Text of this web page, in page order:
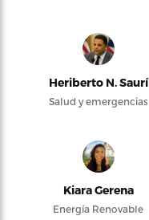
Heriberto N. Saurí
Salud y emergencias
Kiara Gerena
Energía Renovable